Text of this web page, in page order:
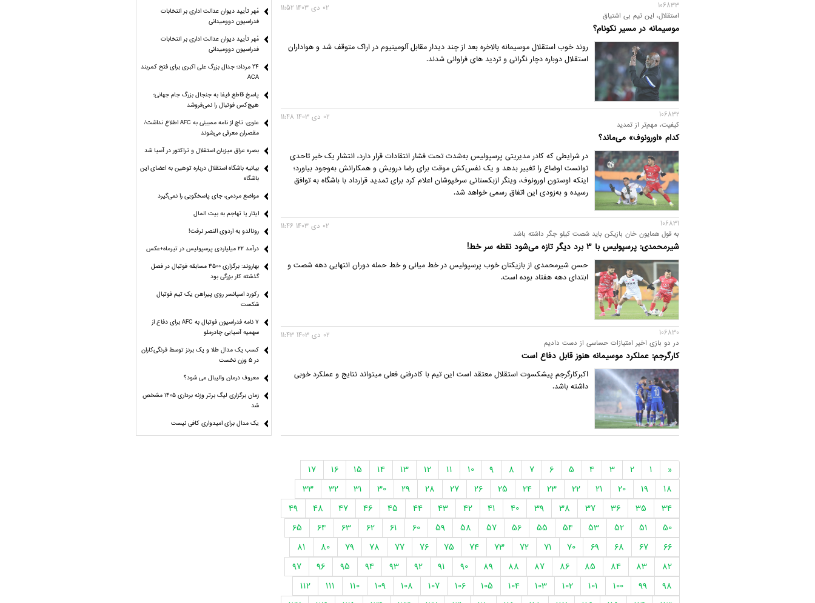
106833
استقلال، این تیم بی اشتیاق
موسیمانه در مسیر نکونام؟
02 دی 1403 11:52
روند خوب استقلال موسیمانه بالاخره بعد از چند دیدار مقابل آلومینیوم در اراک متوقف شد و هواداران
استقلال دوباره دچار نگرانی و تردید های فراوانی شدند.
106832
کیفیت، مهم‌تر از تمدید
کدام «اورونوف» می‌ماند؟
02 دی 1403 11:48
در شرایطی که کادر مدیریتی پرسپولیس به‌شدت تحت فشار انتقادات قرار دارد، انتشار یک خبر تا‌حدی
توانست اوضاع را تغییر بدهد و یک نفس‌کش موقت برای رضا درویش و همکارانش به‌وجود بیاورد؛
اینکه اوستون اورونوف، وینگر ازبکستانی سرخپوشان اعلام کرد برای تمدید قرارداد با باشگاه به توافق
رسیده و به‌زودی این اتفاق رسمی خواهد شد.
106831
به قول همایون خان بازیکن باید شصت کیلو جگر داشته باشد
شیرمحمدی: پرسپولیس با 3 برد دیگر تازه می‌شود نقطه سر خط!
02 دی 1403 11:46
حسن شیرمحمدی از بازیکنان خوب پرسپولیس در خط میانی و خط حمله دوران انتهایی دهه شصت و
ابتدای دهه هفتاد بوده است.
106830
در دو بازی اخیر امتیازات حساسی از دست دادیم
کارگرجم: عملکرد موسیمانه هنوز قابل دفاع است
02 دی 1403 11:43
اکبرکارگرجم پیشکسوت استقلال معتقد است این تیم‌ با کادرفنی فعلی میتواند نتایج و عملکرد خوبی
داشته باشد.
«
1
2
3
4
5
6
7
8
9
10
11
12
13
14
15
16
17
18
19
20
21
22
23
24
25
26
27
28
29
30
31
32
33
34
35
36
37
38
39
40
41
42
43
44
45
46
47
48
49
50
51
52
53
54
55
56
57
58
59
60
61
62
63
64
65
66
67
68
69
70
71
72
73
74
75
76
77
78
79
80
81
82
83
84
85
86
87
88
89
90
91
92
93
94
95
96
97
98
99
100
101
102
103
104
105
106
107
108
109
110
111
112
مُهر تأیید دیوان عدالت اداری بر انتخابات
فدراسیون دوومیدانی
مُهر تأیید دیوان عدالت اداری بر انتخابات
فدراسیون دوومیدانی
24 مرداد؛ جدال بزرگ علی‌ اکبری برای فتح کمربند
ACA
پاسخ قاطع فیفا به جنجال بزرگ جام جهانی؛
هیچ‌کس فوتبال را نمی‌فروشد
علوی: تاج از نامه ممبینی به AFC اطلاع نداشت/
مقصران معرفی می‌شوند
بصره عراق میزبان استقلال و تراکتور در آسیا شد
بیانیه باشگاه استقلال درباره توهین به اعضای این
باشگاه
مواضع مردمی، جای پاسخگویی را نمی‌گیرد
ایثار یا تهاجم به بیت المال
رونالدو به اردوی النصر نرفت!
درآمد ۲۲ میلیاردی پرسپولیس در تیرماه+عکس
بهاروند: برگزاری ۴۵۰۰ مسابقه فوتبال در فصل
گذشته کار بزرگی بود
رکورد اسپانسر روی پیراهن یک تیم فوتبال
شکست
۷ نامه فدراسیون فوتبال به AFC برای دفاع از
سهمیه آسیایی چادرملو
کسب یک مدال طلا و یک برنز توسط فرنگی‌کاران
در ۵ وزن نخست
معروف درمان والیبال می شود؟
زمان برگزاری لیگ برتر وزنه برداری ۱۴۰۵ مشخص
شد
یک مدال برای امیدواری کافی نیست